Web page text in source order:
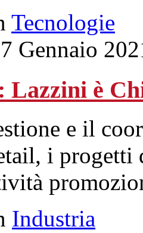
Tecnologie
Gennaio
Lazzini è
e il
i progetti
Industria